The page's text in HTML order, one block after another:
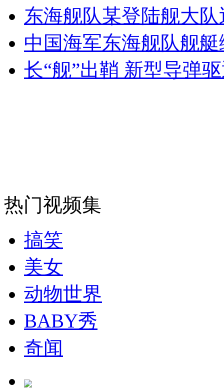
女孩北京地铁殴打老人 痛下狠手拳打脚踢
无痛分娩是否安全 医生回应
外交部：反对强权政治霸凌主义
消防员救轻生者
纽约上演“枕头大战”
司机酒驾遇交警 急速倒车逃窜
东海舰队某登陆舰大
中国海军东海舰队舰
长“舰”出鞘 新型导弹
热门视频集
搞笑
美女
动物世界
BABY秀
奇闻